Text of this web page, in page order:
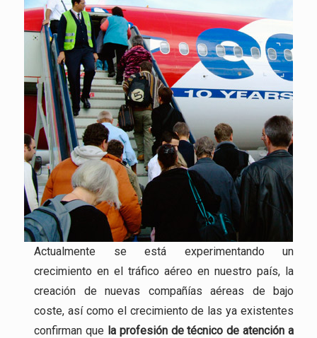
Actualmente se está experimentando un
crecimiento en el tráfico aéreo en nuestro país, la
creación de nuevas compañías aéreas de bajo
coste, así como el crecimiento de las ya existentes
confirman que la profesión de técnico de atención a